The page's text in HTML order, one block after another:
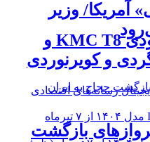
وزیر
بازگشت
مقایسه قابلیت‌های آفرودی KMC T8 و
رسانه‌های اقتصادی